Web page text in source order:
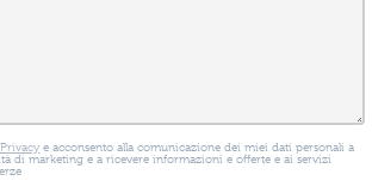
e acconsento alla comunicazione dei miei dati personali a
di marketing e a ricevere informazioni e offerte e ai servizi